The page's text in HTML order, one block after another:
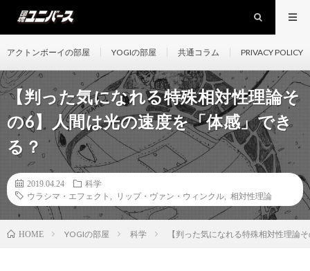
アクトンボーイの部屋 YOGIの部屋 共通コラム PRIVACY POLICY
【判った気になれる特殊相対性理論そ
の6】人間は光の速度を「体感」でき
る？
2019.04.24
科学
ウラシマ・エフェクト
リップ・ヴァン・ウィンクル 相対性理論
HOME YOGIの部屋 科学 【判った気になれる特殊相対性理論